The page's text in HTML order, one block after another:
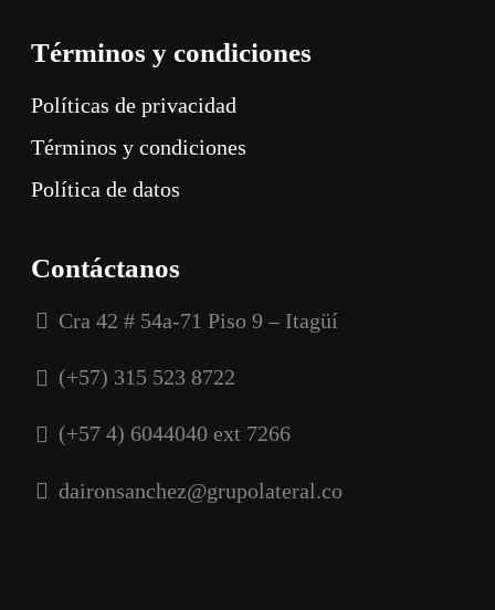
Términos y condiciones
Políticas de privacidad
Términos y condiciones
Política de datos
Contáctanos
Cra 42 # 54a-71 Piso 9 – Itagüí
(+57) 315 523 8722
(+57 4) 6044040 ext 7266
daironsanchez@grupolateral.co